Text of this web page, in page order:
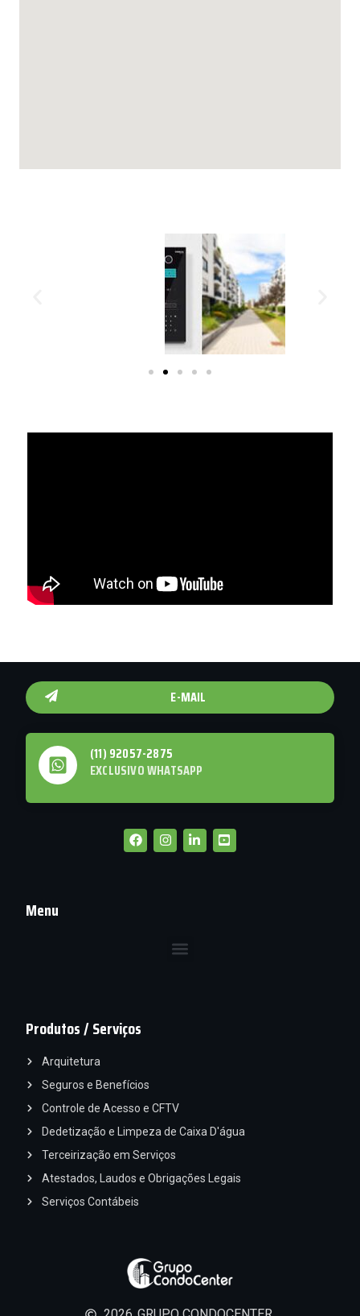
Produtos / Serviços
Arquitetura
Seguros e Benefícios
Controle de Acesso e CFTV
Dedetização e Limpeza de Caixa D'água
Terceirização em Serviços
Atestados, Laudos e Obrigações Legais
Serviços Contábeis
Menu
E-MAIL
(11) 92057-2875
EXCLUSIVO WHATSAPP